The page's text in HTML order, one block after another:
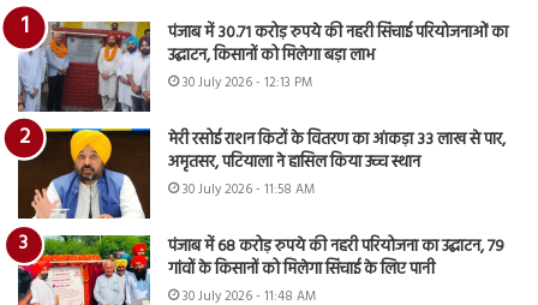
पंजाब में 30.71 करोड़ रुपये की नहरी सिंचाई परियोजनाओं का
उद्घाटन, किसानों को मिलेगा बड़ा लाभ
30 July 2026 - 12:13 PM
मेरी रसोई राशन किटों के वितरण का आंकड़ा 33 लाख से पार,
अमृतसर, पटियाला ने हासिल किया उच्च स्थान
30 July 2026 - 11:58 AM
पंजाब में 68 करोड़ रुपये की नहरी परियोजना का उद्घाटन, 79
गांवों के किसानों को मिलेगा सिंचाई के लिए पानी
30 July 2026 - 11:48 AM